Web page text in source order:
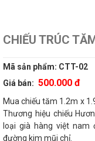
CHIẾU TRÚC
Mã sản phẩm: CTT-02
Giá bán: 500.000 đ
Mua chiếu tăm 1.2m x
Thương hiệu chiếu
loại già hàng việt
đường kim mũi chỉ.